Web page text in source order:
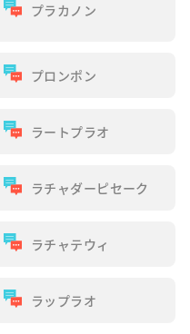
プラカノン
プロンポン
ラートプラオ
ラチャダーピセーク
ラチャテウィ
ラップラオ